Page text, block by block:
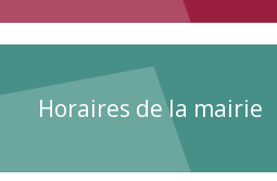
Horaires de la mairie